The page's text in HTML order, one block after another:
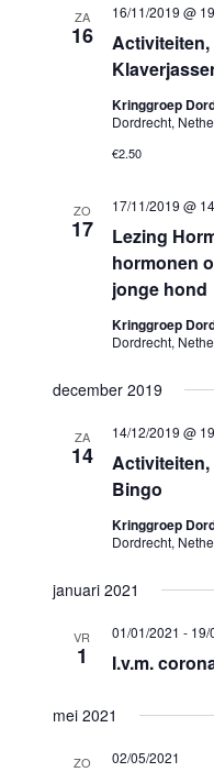
ZA
16
16/11/2019 @
Kringgroep
Dordrecht,
€2.50
ZO
17
Lezing
hormonen
jonge hond
17/11/2019 @
Kringgroep
Dordrecht,
december 2019
ZA
14
Bingo
14/12/2019 @
Kringgroep
Dordrecht,
januari 2021
VR
1 I.v.m.
01/01/2021 - 19/
mei 2021
ZO 02/05/2021